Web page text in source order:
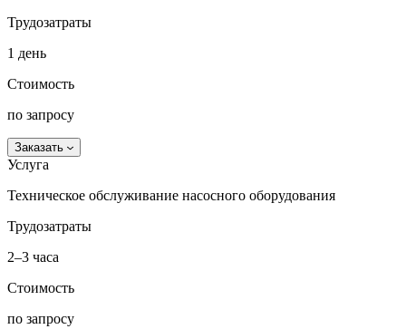
Трудозатраты
1 день
Стоимость
по запросу
Заказать
Услуга
Техническое обслуживание насосного оборудования
Трудозатраты
2–3 часа
Стоимость
по запросу